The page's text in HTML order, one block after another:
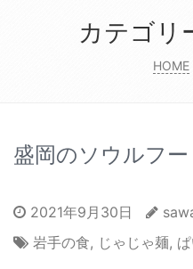
カテゴリ
HOME
盛岡のソウルフー
2021年9月30日
岩手の食, じゃじゃ麺,